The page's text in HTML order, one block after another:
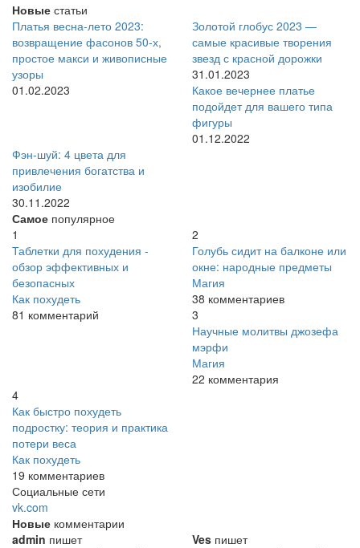
Новые статьи
Платья весна-лето 2023:
возвращение фасонов 50-х,
простое макси и живописные
узоры
01.02.2023
Золотой глобус 2023 —
самые красивые творения
звезд с красной дорожки
31.01.2023
Какое вечернее платье
подойдет для вашего типа
фигуры
01.12.2022
Фэн-шуй: 4 цвета для
привлечения богатства и
изобилие
30.11.2022
Самое популярное
1
Таблетки для похудения -
обзор эффективных и
безопасных
Как похудеть
81 комментарий
2
Голубь сидит на балконе или
окне: народные предметы
Магия
38 комментариев
3
Научные молитвы джозефа
мэрфи
Магия
22 комментария
4
Как быстро похудеть
подростку: теория и практика
потери веса
Как похудеть
19 комментариев
Социальные сети
vk.com
Новые комментарии
admin пишет
Ves пишет